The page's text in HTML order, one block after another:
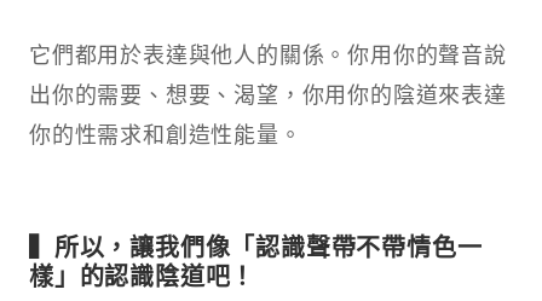
它們都用於表達與他人的關係。你用你的聲音說
出你的需要、想要、渴望，你用你的陰道來表達
你的性需求和創造性能量。
▍所以，讓我們像「認識聲帶不帶情色一
樣」的認識陰道吧！